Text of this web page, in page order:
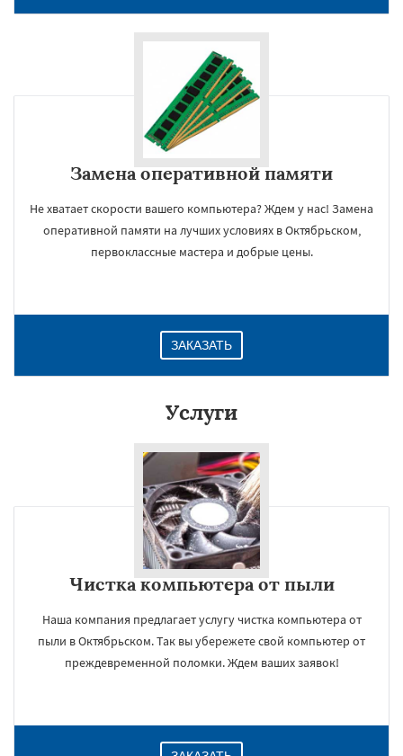
Замена оперативной памяти
Не хватает скорости вашего компьютера? Ждем у нас! Замена
оперативной памяти на лучших условиях в Октябрьском,
первоклассные мастера и добрые цены.
ЗАКАЗАТЬ
Услуги
Чистка компьютера от пыли
Наша компания предлагает услугу чистка компьютера от
пыли в Октябрьском. Так вы убережете свой компьютер от
преждевременной поломки. Ждем ваших заявок!
Даю согласие на обработку персональных данных